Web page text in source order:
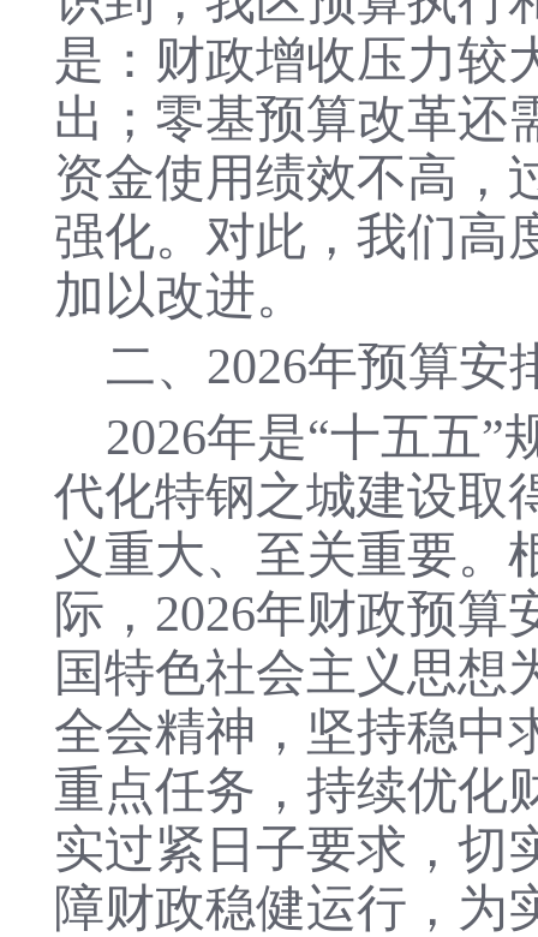
是：财政增收压力较
出；零基预算改革还
资金使用绩效不高，
强化。对此，我们高
加以改进。
二、 2026年预算安
2026年是“十五五
代化特钢之城建设取
义重大、至关重要。
际，2026年财政预
国特色社会主义思想
全会精神，坚持稳中
重点任务，持续优化
实过紧日子要求，切
障财政稳健运行，为